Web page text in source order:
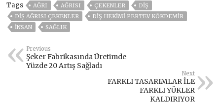
Tags AĞRI AĞRISI ÇEKENLER
DIŞ
DIŞ AĞRISI ÇEKENLER
DIŞ HEKIMI PERTEV KÖKDEMIR
İNSAN
SAĞLIK
Previous
Şeker Fabrikasında Üretimde
Yüzde 20 Artış Sağladı
Next
FARKLI TASARIMLAR İLE
FARKLI YÜKLER
KALDIRIYOR